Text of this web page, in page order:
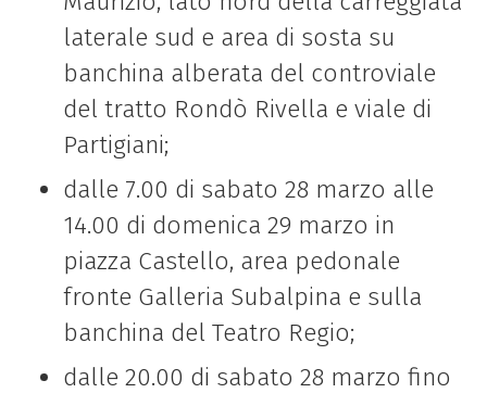
laterale sud e area di sosta su
banchina alberata del controviale
del tratto Rondò Rivella e viale di
Partigiani;
dalle 7.00 di sabato 28 marzo alle
14.00 di domenica 29 marzo in
piazza Castello, area pedonale
fronte Galleria Subalpina e sulla
banchina del Teatro Regio;
dalle 20.00 di sabato 28 marzo fino